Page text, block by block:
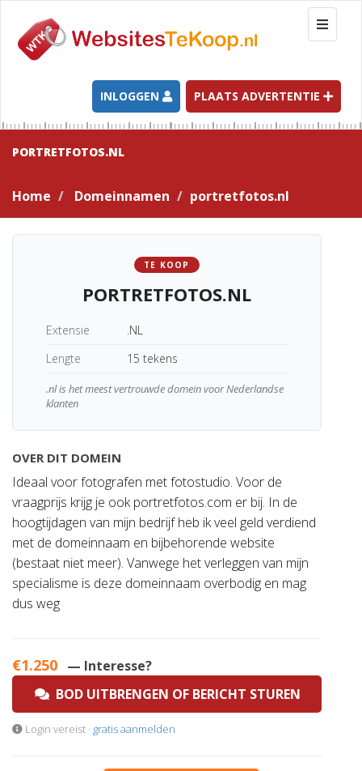
T
o
g
l
e
n
a
t
INLOGGEN PLAATS ADVERTENTIE
PORTRETFOTOS.NL
Home Domeinnamen portretfotos.nl
TE KOOP
PORTRETFOTOS.NL
Extensie
.NL
Lengte
15 tekens
.nl is het meest vertrouwde domein voor Nederlandse
klanten
OVER DIT DOMEIN
Ideaal voor fotografen met fotostudio. Voor de
vraagprijs krijg je ook portretfotos.com er bij. In de
hoogtijdagen van mijn bedrijf heb ik veel geld verdiend
met de domeinnaam en bijbehorende website
(bestaat niet meer). Vanwege het verleggen van mijn
specialisme is deze domeinnaam overbodig en mag
dus weg
€1.250 — Interesse?
BOD UITBRENGEN OF BERICHT STUREN
Login vereist · gratis aanmelden